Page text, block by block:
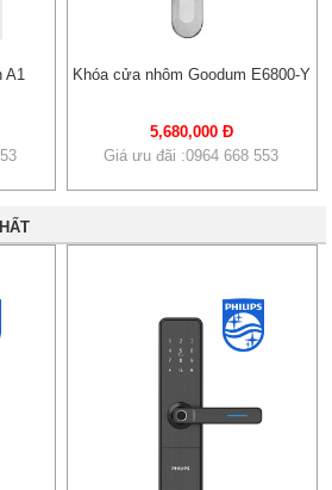
A1 Khóa cửa nhôm Goodum E6800-Y
5,680,000 Đ
Giá ưu đãi :0964 668 553